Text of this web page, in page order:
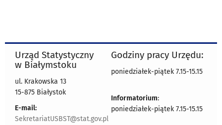
Urząd Statystyczny
w Białymstoku
ul. Krakowska 13
15-875 Białystok
E-mail:
SekretariatUSBST@stat.gov.pl
Godziny pracy Urzędu:
poniedziałek-piątek 7.15-15.15
Informatorium:
poniedziałek-piątek 7.15-15.15